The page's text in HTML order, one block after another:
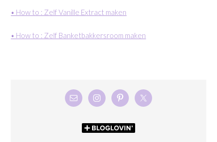
• How to : Zelf Vanille Extract maken
• How to : Zelf Banketbakkersroom maken